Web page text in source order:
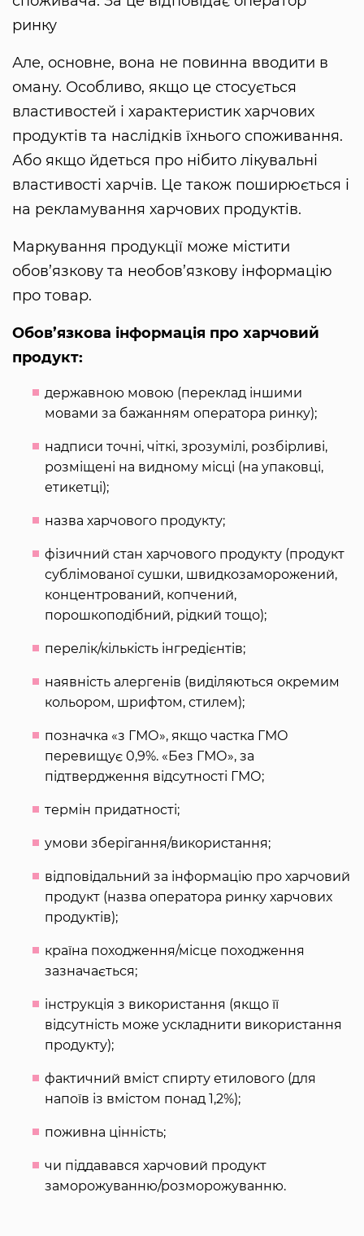
ринку
Але, основне, вона не повинна вводити в
оману. Особливо, якщо це стосується
властивостей і характеристик харчових
продуктів та наслідків їхнього споживання.
Або якщо йдеться про нібито лікувальні
властивості харчів. Це також поширюється і
на рекламування харчових продуктів.
Маркування продукції може містити
обов’язкову та необов’язкову інформацію
про товар.
Обов’язкова інформація про харчовий
продукт:
державною мовою (переклад іншими
мовами за бажанням оператора ринку);
надписи точні, чіткі, зрозумілі, розбірливі,
розміщені на видному місці (на упаковці,
етикетці);
назва харчового продукту;
фізичний стан харчового продукту (продукт
сублімованої сушки, швидкозаморожений,
концентрований, копчений,
порошкоподібний, рідкий тощо);
перелік/кількість інгредієнтів;
наявність алергенів (виділяються окремим
кольором, шрифтом, стилем);
позначка «з ГМО», якщо частка ГМО
перевищує 0,9%. «Без ГМО», за
підтвердження відсутності ГМО;
термін придатності;
умови зберігання/використання;
відповідальний за інформацію про харчовий
продукт (назва оператора ринку харчових
продуктів);
країна походження/місце походження
зазначається;
інструкція з використання (якщо її
відсутність може ускладнити використання
продукту);
фактичний вміст спирту етилового (для
напоїв із вмістом понад 1,2%);
поживна цінність;
чи піддавався харчовий продукт
заморожуванню/розморожуванню.